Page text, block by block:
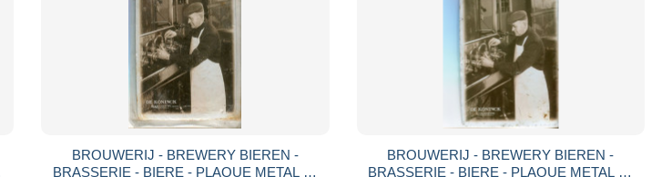
BROUWERIJ - BREWERY BIEREN -
BRASSERIE - BIERE - PLAQUE METAL 10
BROUWERIJ - BREWERY BIEREN -
BRASSERIE - BIERE - PLAQUE METAL 10